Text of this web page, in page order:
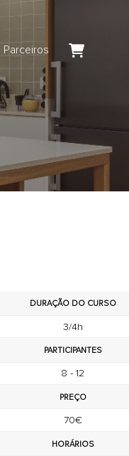
Parceiros
DURAÇÃO DO CURSO
3/4h
PARTICIPANTES
8 - 12
PREÇO
70€
HORÁRIOS